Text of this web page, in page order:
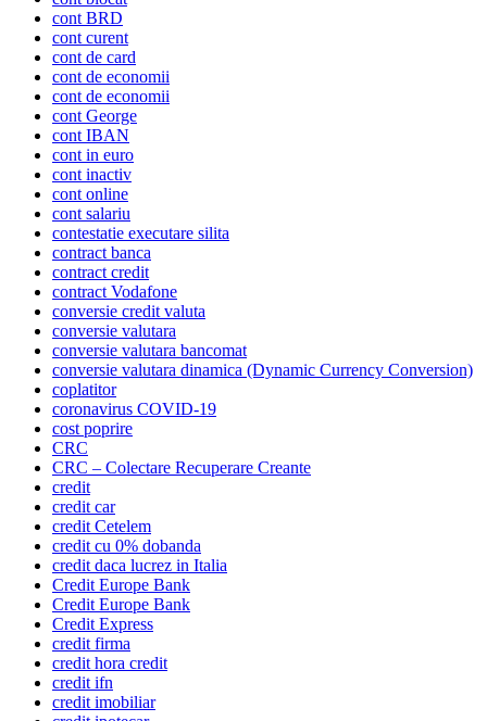
cont BRD
cont curent
cont de card
cont de economii
cont de economii
cont George
cont IBAN
cont in euro
cont inactiv
cont online
cont salariu
contestatie executare silita
contract banca
contract credit
contract Vodafone
conversie credit valuta
conversie valutara
conversie valutara bancomat
conversie valutara dinamica (Dynamic Currency Conversion)
coplatitor
coronavirus COVID-19
cost poprire
CRC
CRC – Colectare Recuperare Creante
credit
credit car
credit Cetelem
credit cu 0% dobanda
credit daca lucrez in Italia
Credit Europe Bank
Credit Europe Bank
Credit Express
credit firma
credit hora credit
credit ifn
credit imobiliar